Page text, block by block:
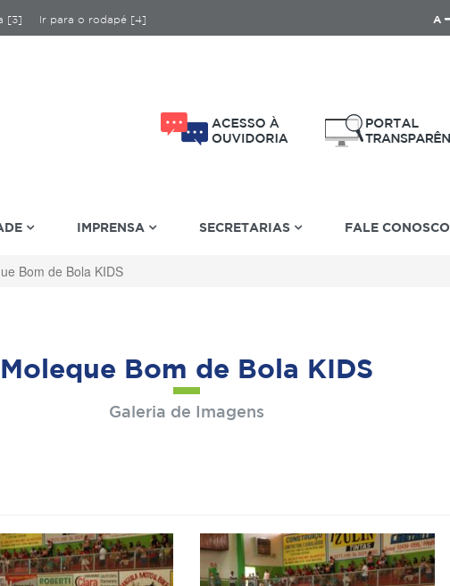
[3] Ir para o rodapé [4] A
IMPRENSA SECRETARIAS FALE CONOSCO
Bom de Bola KIDS
Moleque Bom de Bola KIDS
Galeria de Imagens